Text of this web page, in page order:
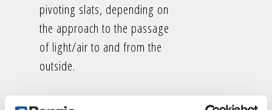
pivoting slats, depending on
the approach to the passage
of light/air to and from the
outside.